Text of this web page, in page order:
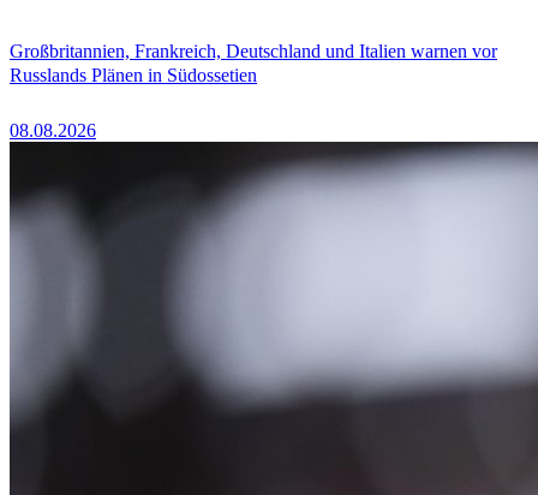
Großbritannien, Frankreich, Deutschland und Italien warnen vor
Russlands Plänen in Südossetien
08.08.2026